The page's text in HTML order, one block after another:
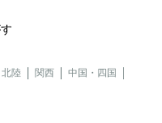
陸 関西
中国・四国